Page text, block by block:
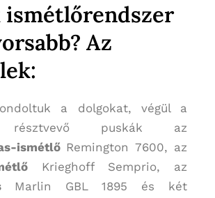
Az
a dolgokat, végül a
résztvevő puskák az
ismétlő Remington 7600, az
Krieghoff Semprio, az
Marlin GBL 1895 és két